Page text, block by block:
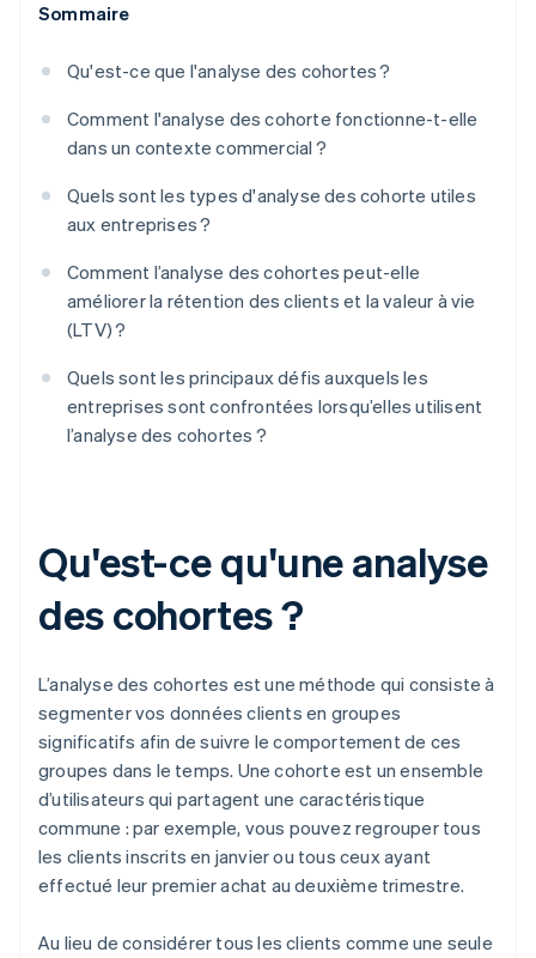
Sommaire
Qu'est-ce que l'analyse des cohortes ?
Comment l'analyse des cohorte fonctionne-t-elle
dans un contexte commercial ?
Quels sont les types d'analyse des cohorte utiles
aux entreprises ?
Comment l’analyse des cohortes peut-elle
améliorer la rétention des clients et la valeur à vie
(LTV) ?
Quels sont les principaux défis auxquels les
entreprises sont confrontées lorsqu’elles utilisent
l’analyse des cohortes ?
Qu'est-ce qu'une analyse
des cohortes ?
L’analyse des cohortes est une méthode qui consiste à
segmenter vos données clients en groupes
significatifs afin de suivre le comportement de ces
groupes dans le temps. Une cohorte est un ensemble
d’utilisateurs qui partagent une caractéristique
commune : par exemple, vous pouvez regrouper tous
les clients inscrits en janvier ou tous ceux ayant
effectué leur premier achat au deuxième trimestre.
Au lieu de considérer tous les clients comme une seule